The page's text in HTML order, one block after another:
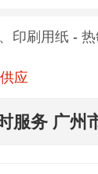
印刷用纸 -
应
服务 广州